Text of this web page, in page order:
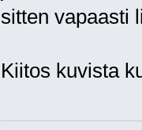
sitten vapaasti
Kiitos kuvista